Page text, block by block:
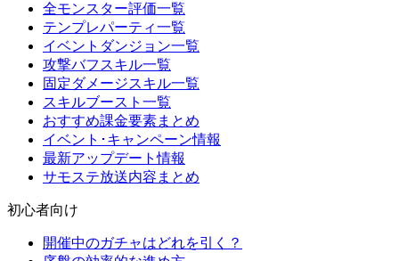
全モンスター評価一覧
テンプレパーティ一覧
イベントダンジョン一覧
攻撃バフスキル一覧
固定ダメージスキル一覧
スキルブースト一覧
おすすめ課金要素まとめ
イベント･キャンペーン情報
最新アップデート情報
サモステ放送内容まとめ
初心者向け
開催中のガチャはどれを引く？